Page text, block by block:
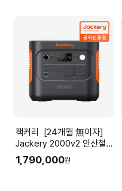
잭커리 [24개월 無이자]
Jackery 2000v2 인산철
올인원 파워뱅크 차박 캠핑
용
1,790,000원